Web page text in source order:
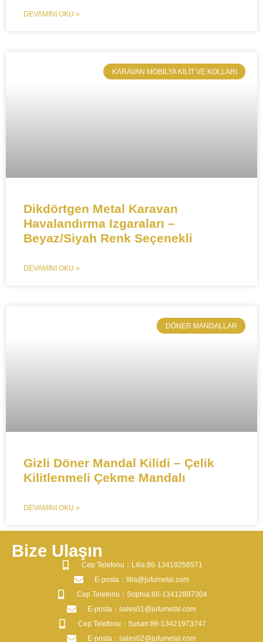
DEVAMINI OKU »
​KARAVAN MOBILYA KILIT VE KOLLARI
​​Dikdörtgen Metal Karavan
Havalandırma Izgaraları –
Beyaz/Siyah Renk Seçenekli​​
DEVAMINI OKU »
​DÖNER MANDALLAR
Gizli Döner Mandal Kilidi – Çelik
Kilitlenmeli Çekme Mandalı​​
DEVAMINI OKU »
Bize Ulaşın
​Cep Telefonu：Lilia:86-13418258571
​E-posta​：lilia@jufumetal.com
​Cep Telefonu：Sophia:86-13412887304
​E-posta​：sales01@jufumetal.com
​Cep Telefonu：Susan:86-13421973747
​E-posta​：sales02@jufumetal.com